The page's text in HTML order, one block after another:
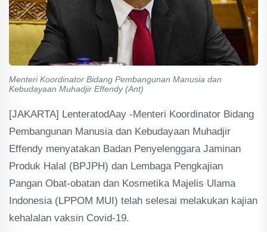
Menteri Koordinator Bidang Pembangunan Manusia dan
Kebudayaan Muhadjir Effendy (Ant)
[JAKARTA] LenteratodAay -Menteri Koordinator Bidang
Pembangunan Manusia dan Kebudayaan Muhadjir
Effendy menyatakan Badan Penyelenggara Jaminan
Produk Halal (BPJPH) dan Lembaga Pengkajian
Pangan Obat-obatan dan Kosmetika Majelis Ulama
Indonesia (LPPOM MUI) telah selesai melakukan kajian
kehalalan vaksin Covid-19.